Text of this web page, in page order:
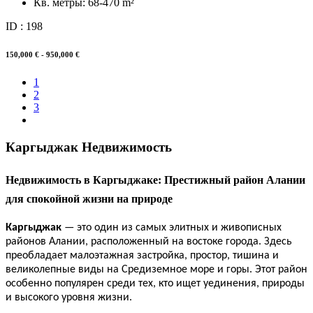
Кв. метры: 68-470 m²
ID : 198
150,000 € - 950,000 €
1
2
3
Каргыджак Недвижимость
Недвижимость в Каргыджаке: Престижный район Алании
для спокойной жизни на природе
Каргыджак — это один из самых элитных и живописных
районов Алании, расположенный на востоке города. Здесь
преобладает малоэтажная застройка, простор, тишина и
великолепные виды на Средиземное море и горы. Этот район
особенно популярен среди тех, кто ищет уединения, природы
и высокого уровня жизни.